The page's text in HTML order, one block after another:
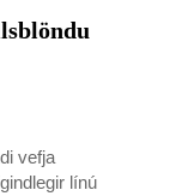
vefja
línú